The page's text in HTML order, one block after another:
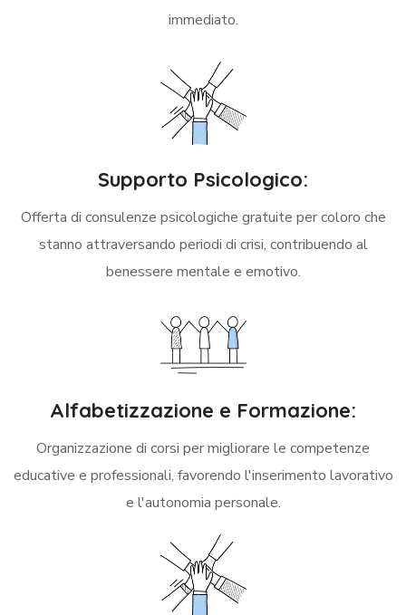
immediato.
Supporto Psicologico:
Offerta di consulenze psicologiche gratuite per coloro che
stanno attraversando periodi di crisi, contribuendo al
benessere mentale e emotivo.
Alfabetizzazione e Formazione:
Organizzazione di corsi per migliorare le competenze
educative e professionali, favorendo l'inserimento lavorativo
e l'autonomia personale.